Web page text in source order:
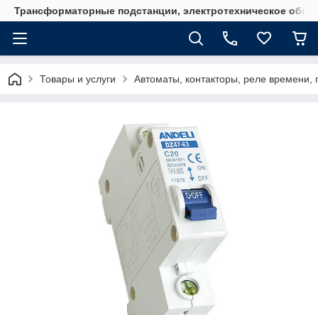
Трансформаторные подстанции, электротехническое
Товары и услуги Автоматы, контакторы, реле